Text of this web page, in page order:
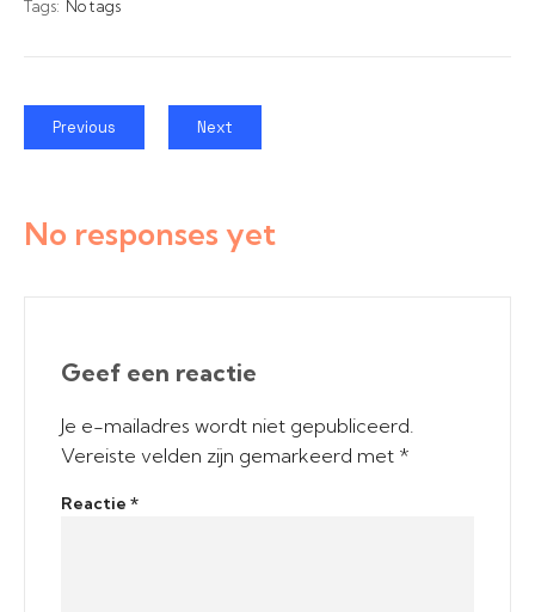
Tags: No tags
Previous Next
No responses yet
Geef een reactie
Je e-mailadres wordt niet gepubliceerd.
Vereiste velden zijn gemarkeerd met *
Reactie *